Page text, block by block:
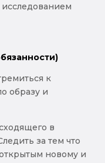
к
образу и
в
за тем что
новому и